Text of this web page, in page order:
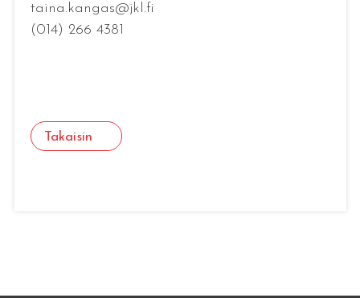
taina.kangas@jkl.fi
(014) 266 4381
Takaisin